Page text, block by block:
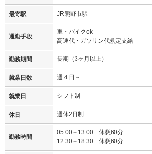
最寄駅 JR熊野市駅
通勤手段
車・バイクok
高速代・ガソリン代規定支給
勤務期間 長期（3ヶ月以上）
就業日数 週４日～
就業日 シフト制
休日 週休2日制
勤務時間
05:00～13:00 休憩60分
12:30～18:30 休憩60分